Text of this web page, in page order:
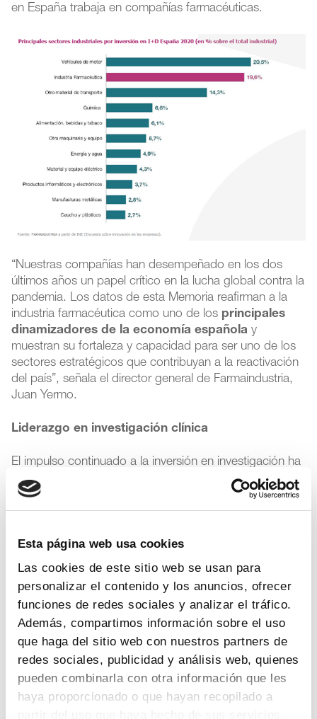
Esta página web usa cookies
Las cookies de este sitio web se usan para
personalizar el contenido y los anuncios, ofrecer
funciones de redes sociales y analizar el tráfico.
Además, compartimos información sobre el uso
que haga del sitio web con nuestros partners de
redes sociales, publicidad y análisis web, quienes
pueden combinarla con otra información que les
haya proporcionado o que hayan recopilado a
en España trabaja en compañías farmacéuticas.
“Nuestras compañías han desempeñado en los dos
últimos años un papel crítico en la lucha global contra la
pandemia. Los datos de esta Memoria reafirman a la
industria farmacéutica como uno de los principales
dinamizadores de la economía española y
muestran su fortaleza y capacidad para ser uno de los
sectores estratégicos que contribuyan a la reactivación
del país”, señala el director general de Farmaindustria,
Juan Yermo.
Liderazgo en investigación clínica
El impulso continuado a la inversión en investigación ha
logrado que España se haya posicionado entre los
países
con mejores condiciones para el desarrollo
de ensayos clínicos de medicamentos. Esto ha
profesionales sanitarios, el apoyo de la Administración
implicación de los pacientes y la fuerte apuesta de la
industria farmacéutica por España. Así, según recoge la
Memoria de Farmaindustria, en 2021 se pusieron en
marcha 997 ensayos clínicos de medicamentos, en
línea con los aprobados en 2020, pero ya sin tanto
peso de los estudios ligados a medicamentos contra la
Covid-19. De hecho, los ensayos sobre Covid-19 sólo
sumaron el 5,6% el año pasado.